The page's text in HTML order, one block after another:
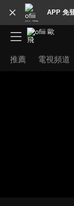
APP 免
推薦 電視頻道